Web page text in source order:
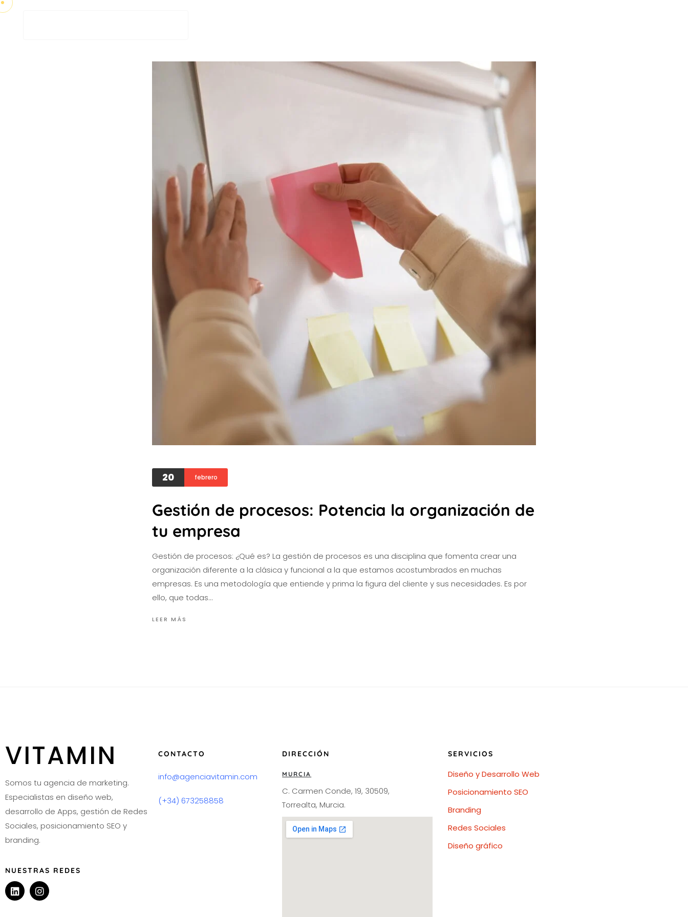
20 febrero
Gestión de procesos: Potencia la organización de
tu empresa
Gestión de procesos: ¿Qué es? La gestión de procesos es una disciplina que fomenta crear una
organización diferente a la clásica y funcional a la que estamos acostumbrados en muchas
empresas. Es una metodología que entiende y prima la figura del cliente y sus necesidades. Es por
ello, que todas…
LEER MÁS
VITAMIN
Somos tu agencia de marketing.
Especialistas en diseño web,
desarrollo de Apps, gestión de Redes
Sociales, posicionamiento SEO y
branding.
NUESTRAS REDES
CONTACTO
info@agenciavitamin.com
(+34) 673258858
DIRECCIÓN
MURCIA
C. Carmen Conde, 19, 30509,
Torrealta, Murcia.
SERVICIOS
Diseño y Desarrollo Web
Posicionamiento SEO
Branding
Redes Sociales
Diseño gráfico